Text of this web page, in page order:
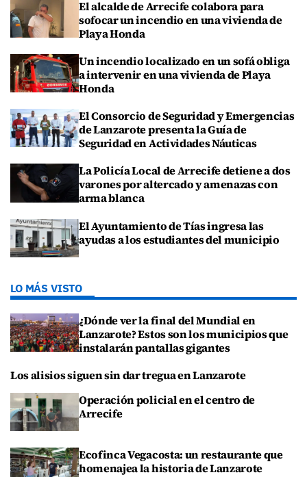
El alcalde de Arrecife colabora para
sofocar un incendio en una vivienda de
Playa Honda
Un incendio localizado en un sofá obliga
a intervenir en una vivienda de Playa
Honda
El Consorcio de Seguridad y Emergencias
de Lanzarote presenta la Guía de
Seguridad en Actividades Náuticas
La Policía Local de Arrecife detiene a dos
varones por altercado y amenazas con
arma blanca
El Ayuntamiento de Tías ingresa las
ayudas a los estudiantes del municipio
LO MÁS VISTO
¿Dónde ver la final del Mundial en
Lanzarote? Estos son los municipios que
instalarán pantallas gigantes
Los alisios siguen sin dar tregua en Lanzarote
Operación policial en el centro de
Arrecife
Ecofinca Vegacosta: un restaurante que
homenajea la historia de Lanzarote